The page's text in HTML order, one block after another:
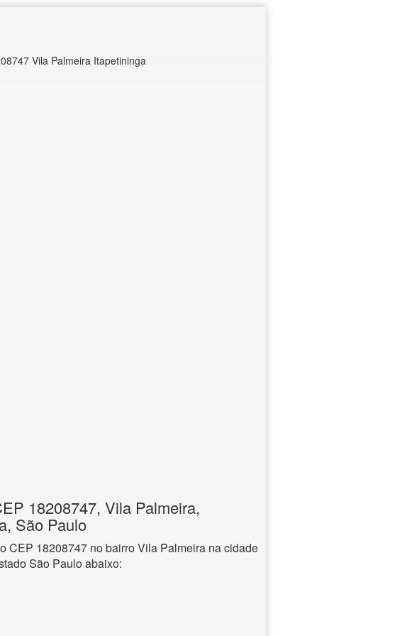
Vila Palmeira Itapetininga
18208747, Vila Palmeira,
São Paulo
CEP 18208747 no bairro Vila Palmeira na cidade
São Paulo abaixo: